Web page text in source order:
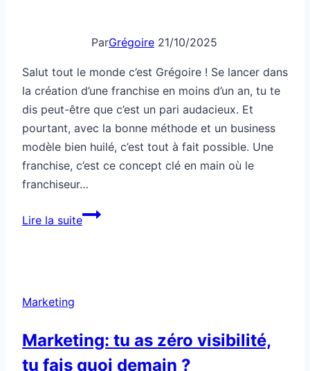
ParGrégoire 21/10/2025
Salut tout le monde c’est Grégoire ! Se lancer dans
la création d’une franchise en moins d’un an, tu te
dis peut-être que c’est un pari audacieux. Et
pourtant, avec la bonne méthode et un business
modèle bien huilé, c’est tout à fait possible. Une
franchise, c’est ce concept clé en main où le
franchiseur…
Lire la suiteComment
an
Marketing
Marketing: tu as zéro visibilité,
tu fais quoi demain ?